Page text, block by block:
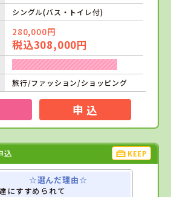
シングル(バス・トイレ付)
280,000円
税込308,000円
旅行/ファッション/ショッピング
申 込
込 KEEP
☆選んだ理由☆
にすすめられて